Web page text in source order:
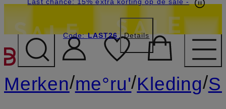
GA NAAR
Code:LAST26 Details
Merken/me°ru'/Kleding/